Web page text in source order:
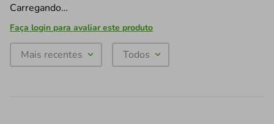
Carregando…
Faça login para avaliar este produto
Mais recentes Todos